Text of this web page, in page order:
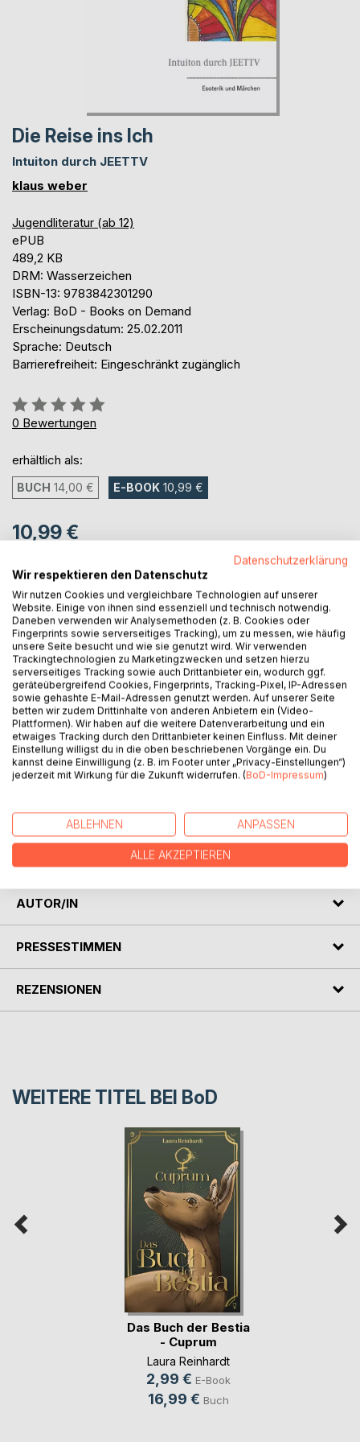
Die Reise ins Ich
Intuiton durch JEETTV
klaus weber
Jugendliteratur (ab 12)
ePUB
489,2 KB
DRM: Wasserzeichen
ISBN-13: 9783842301290
Verlag: BoD - Books on Demand
Erscheinungsdatum: 25.02.2011
Sprache: Deutsch
Barrierefreiheit: Eingeschränkt zugänglich
Bewertung::
0%
0 Bewertungen
erhältlich als:
BUCH 14,00 € E-BOOK 10,99 €
10,99 €
sofort verfügbar als Download
IN DEN WARENKORB
Auf die Merkliste
Titel bewerten
BESCHREIBUNG
Esoterische Märchen und Gedichte
AUTOR/IN
PRESSESTIMMEN
REZENSIONEN
WEITERE TITEL BEI BoD
Das Buch der Bestia
- Cuprum
Laura Reinhardt
2,99 € E-Book
16,99 € Buch
Datenschutzerklärung
Wir respektieren den Datenschutz
Wir nutzen Cookies und vergleichbare Technologien auf unserer
Website. Einige von ihnen sind essenziell und technisch notwendig.
Daneben verwenden wir Analysemethoden (z. B. Cookies oder
Fingerprints sowie serverseitiges Tracking), um zu messen, wie häufig
unsere Seite besucht und wie sie genutzt wird. Wir verwenden
Trackingtechnologien zu Marketingzwecken und setzen hierzu
serverseitiges Tracking sowie auch Drittanbieter ein, wodurch ggf.
geräteübergreifend Cookies, Fingerprints, Tracking-Pixel, IP-Adressen
sowie gehashte E-Mail-Adressen genutzt werden. Auf unserer Seite
betten wir zudem Drittinhalte von anderen Anbietern ein (Video-
Plattformen). Wir haben auf die weitere Datenverarbeitung und ein
etwaiges Tracking durch den Drittanbieter keinen Einfluss. Mit deiner
Einstellung willigst du in die oben beschriebenen Vorgänge ein. Du
kannst deine Einwilligung (z. B. im Footer unter „Privacy-Einstellungen“)
jederzeit mit Wirkung für die Zukunft widerrufen. (BoD-Impressum)
ABLEHNEN ANPASSEN
ALLE AKZEPTIEREN